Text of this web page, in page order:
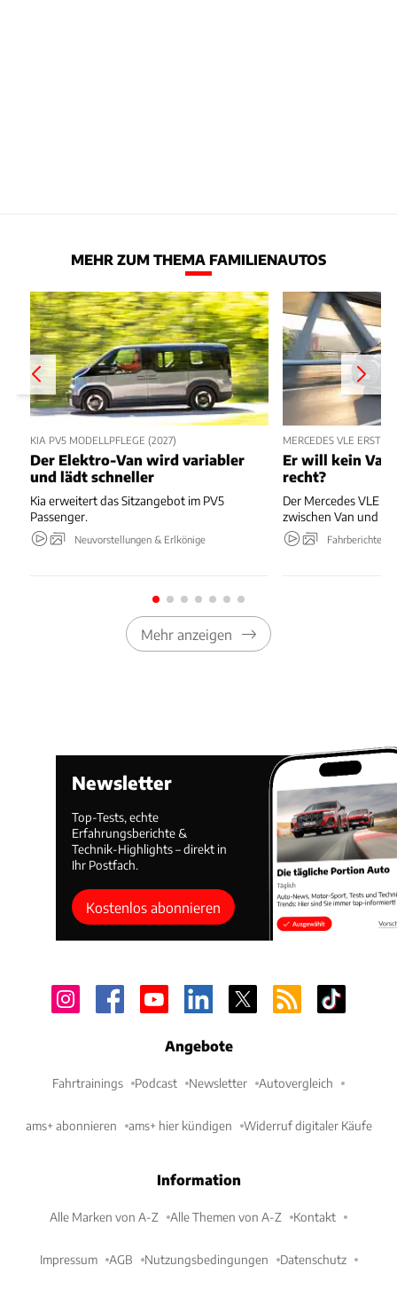
MEHR ZUM THEMA FAMILIENAUTOS
KIA PV5 MODELLPFLEGE (2027)
Der Elektro-Van wird variabler
und lädt schneller
Kia erweitert das Sitzangebot im PV5
Passenger.
Neuvorstellungen & Erlkönige
MERCEDES VLE ERSTER
Er will kein Van
recht?
Der Mercedes VLE
zwischen Van und
Fahrberichte
Mehr anzeigen
Newsletter
Top-Tests, echte
Erfahrungsberichte &
Technik-Highlights – direkt in
Ihr Postfach.
Kostenlos abonnieren
Angebote
Fahrtrainings Podcast Newsletter Autovergleich
ams+ abonnieren ams+ hier kündigen Widerruf digitaler Käufe
Information
Alle Marken von A-Z Alle Themen von A-Z Kontakt
Impressum AGB Nutzungsbedingungen Datenschutz